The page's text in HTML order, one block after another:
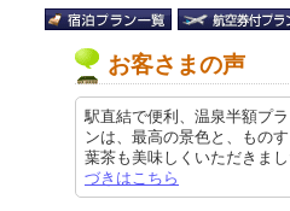
お客さまの声
駅直結で便利、温泉半額プ
ンは、最高の景色と、もの
葉茶も美味しくいただきま
づきはこちら